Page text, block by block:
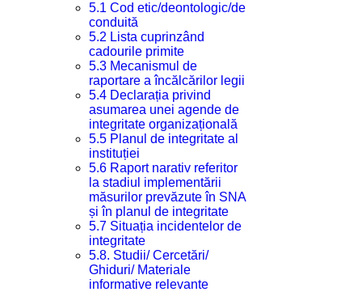
5.1 Cod etic/deontologic/de
conduită
5.2 Lista cuprinzând
cadourile primite
5.3 Mecanismul de
raportare a încălcărilor legii
5.4 Declarația privind
asumarea unei agende de
integritate organizațională
5.5 Planul de integritate al
instituției
5.6 Raport narativ referitor
la stadiul implementării
măsurilor prevăzute în SNA
și în planul de integritate
5.7 Situația incidentelor de
integritate
5.8. Studii/ Cercetări/
Ghiduri/ Materiale
informative relevante